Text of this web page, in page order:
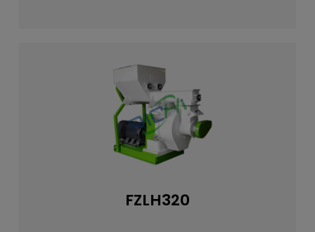
FZLH320